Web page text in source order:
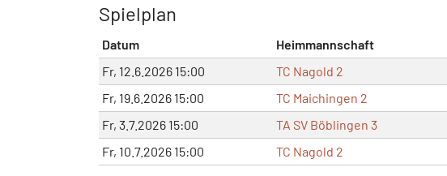
Spielplan
Datum Heimmannschaft
Fr, 12.6.2026 15:00
TC Nagold 2
Fr, 19.6.2026 15:00
TC Maichingen 2
Fr, 3.7.2026 15:00
TA SV Böblingen 3
Fr, 10.7.2026 15:00
TC Nagold 2